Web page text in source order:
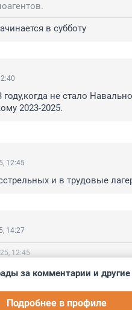
в субботу
не стало
2023-2025.
12:45
и в трудовые
14:27
12:45
и в трудовые
персонаж, утверждает, что
переписи.
за комментарии и
Подробнее в профиле